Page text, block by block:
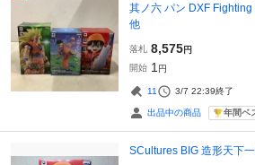
其ノ六 パン DXF
他
落札 8,575円
開始 1 円
11 3/7 22:39終了
出品中の商品 年間ベ
SCultures BIG 造形天下